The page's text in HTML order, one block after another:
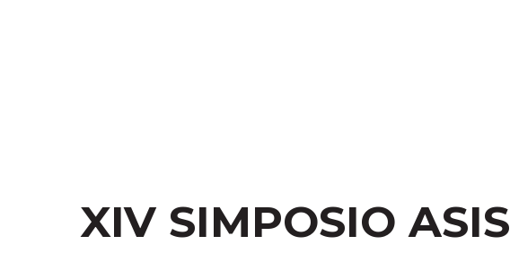
XIV SIMPOSIO ASIS